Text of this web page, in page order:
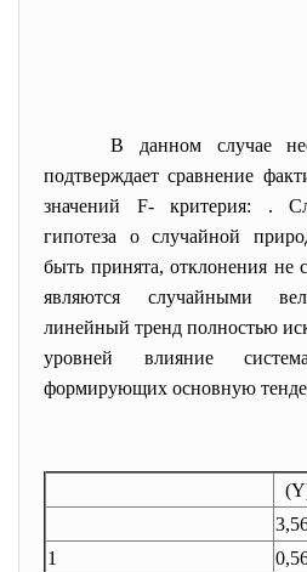
В данном случае
подтверждает сравнение
значений F- критерия: .
гипотеза о случайной
быть принята, отклонения не
являются случайными
линейный тренд полностью
уровней влияние
формирующих основную
1